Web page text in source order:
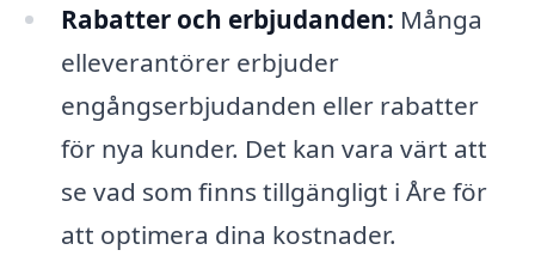
Rabatter och erbjudanden: Många
elleverantörer erbjuder
engångserbjudanden eller rabatter
för nya kunder. Det kan vara värt att
se vad som finns tillgängligt i Åre för
att optimera dina kostnader.